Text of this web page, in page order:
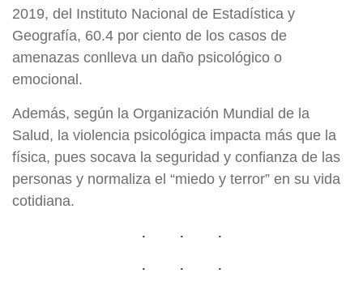
2019, del Instituto Nacional de Estadística y
Geografía, 60.4 por ciento de los casos de
amenazas conlleva un daño psicológico o
emocional.
Además, según la Organización Mundial de la
Salud, la violencia psicológica impacta más que la
física, pues socava la seguridad y confianza de las
personas y normaliza el “miedo y terror” en su vida
cotidiana.